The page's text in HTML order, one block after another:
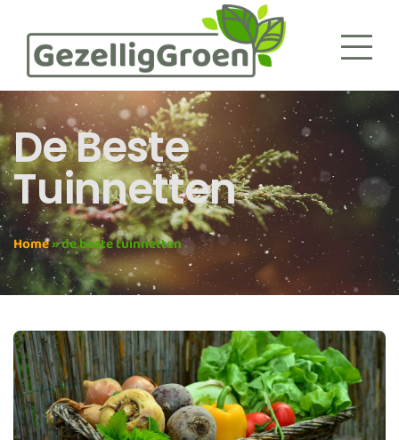
De Beste
Tuinnetten
Home»de beste tuinnetten